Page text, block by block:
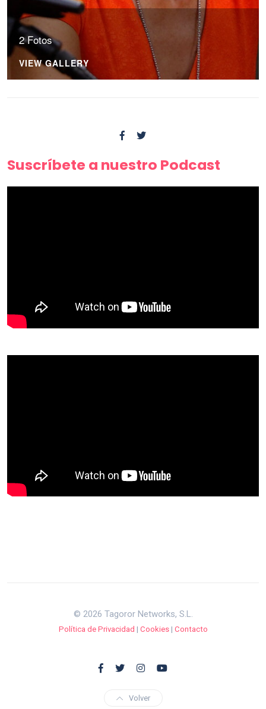
2 Fotos
VIEW GALLERY
Suscríbete a nuestro Podcast
© 2026 Tagoror Networks, S.L.
Política de Privacidad | Cookies| Contacto
Volver